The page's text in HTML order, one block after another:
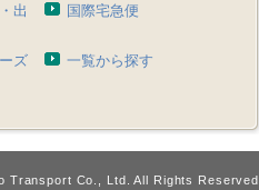
出
国際宅急便
ズ
一覧から探す
Transport Co., Ltd. All Rights Reserved.